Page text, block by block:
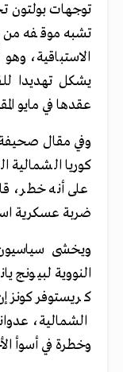
توجهات بولتون
تشبه موقفه من
يشكل تهديدا
عقدها في مايو
وفي مقال صحيفة
كوريا الشمالية
على أنه خطر،
ضربة عسكرية
ويخشى
النووية لبيونج
كريستوفر كونز
الشمالية،
وخطرة في أسوأ